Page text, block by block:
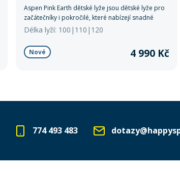
Aspen Pink Earth dětské lyže jsou dětské lyže pro
začátečníky i pokročilé, které nabízejí snadné
ovládání, stabilitu a podporu správné techniky
díky rockeru a systému Back Driver.
Délka lyží: 100|110|120
Nové 4 990 Kč
774 493 483